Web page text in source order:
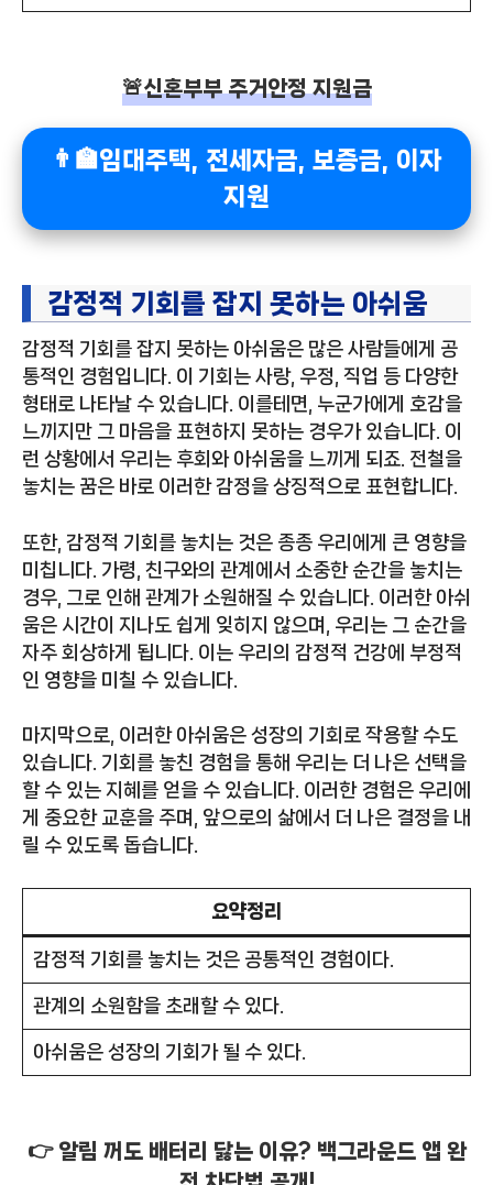
🚨신혼부부 주거안정 지원금
👨‍🏫임대주택, 전세자금, 보증금, 이자
지원
감정적 기회를 잡지 못하는 아쉬움
감정적 기회를 잡지 못하는 아쉬움은 많은 사람들에게 공
통적인 경험입니다. 이 기회는 사랑, 우정, 직업 등 다양한
형태로 나타날 수 있습니다. 이를테면, 누군가에게 호감을
느끼지만 그 마음을 표현하지 못하는 경우가 있습니다. 이
런 상황에서 우리는 후회와 아쉬움을 느끼게 되죠. 전철을
놓치는 꿈은 바로 이러한 감정을 상징적으로 표현합니다.
또한, 감정적 기회를 놓치는 것은 종종 우리에게 큰 영향을
미칩니다. 가령, 친구와의 관계에서 소중한 순간을 놓치는
경우, 그로 인해 관계가 소원해질 수 있습니다. 이러한 아쉬
움은 시간이 지나도 쉽게 잊히지 않으며, 우리는 그 순간을
자주 회상하게 됩니다. 이는 우리의 감정적 건강에 부정적
인 영향을 미칠 수 있습니다.
마지막으로, 이러한 아쉬움은 성장의 기회로 작용할 수도
있습니다. 기회를 놓친 경험을 통해 우리는 더 나은 선택을
할 수 있는 지혜를 얻을 수 있습니다. 이러한 경험은 우리에
게 중요한 교훈을 주며, 앞으로의 삶에서 더 나은 결정을 내
릴 수 있도록 돕습니다.
요약정리
감정적 기회를 놓치는 것은 공통적인 경험이다.
관계의 소원함을 초래할 수 있다.
아쉬움은 성장의 기회가 될 수 있다.
👉 알림 꺼도 배터리 닳는 이유? 백그라운드 앱 완